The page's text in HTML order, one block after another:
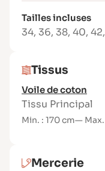
Tailles incluses
34, 36, 38, 40, 42,
Tissus
Voile de coton
Tissu Principal
Min. : 170 cm— Max.
Mercerie